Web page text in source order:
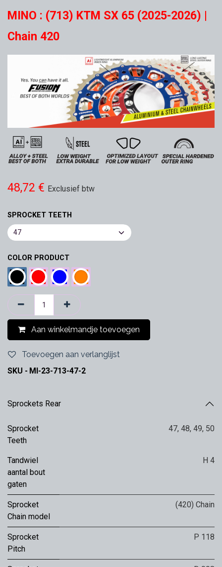
MINO : (713) KTM SX 65 (2025-2026) |
Chain 420
48,72 € Exclusief btw
SPROCKET TEETH
COLOR PRODUCT
Aan winkelmandje toevoegen
Toevoegen aan verlanglijst
SKU - MI-23-713-47-2
Sprockets Rear
Sprocket
Teeth
47, 48, 49, 50
Tandwiel
aantal bout
gaten
H 4
Sprocket
Chain model
(420) Chain
Sprocket
Pitch
P 118